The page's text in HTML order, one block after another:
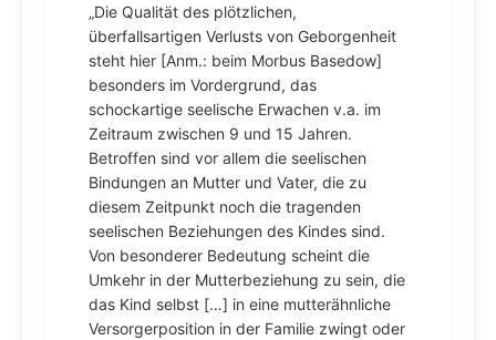
„Die Qualität des plötzlichen,
überfallsartigen Verlusts von Geborgenheit
steht hier [Anm.: beim Morbus Basedow]
besonders im Vordergrund, das
schockartige seelische Erwachen v.a. im
Zeitraum zwischen 9 und 15 Jahren.
Betroffen sind vor allem die seelischen
Bindungen an Mutter und Vater, die zu
diesem Zeitpunkt noch die tragenden
seelischen Beziehungen des Kindes sind.
Von besonderer Bedeutung scheint die
Umkehr in der Mutterbeziehung zu sein, die
das Kind selbst […] in eine mutterähnliche
Versorgerposition in der Familie zwingt oder